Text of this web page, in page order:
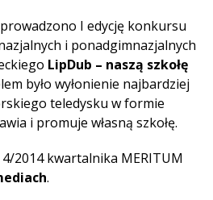
I edycję konkursu
i ponadgimnazjalnych
LipDub – naszą szkołę
było wyłonienie najbardziej
teledysku w formie
i promuje własną szkołę.
2014 kwartalnika MERITUM
.